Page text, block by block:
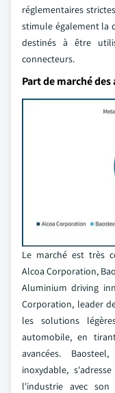
réglementaires
stimule également la
destinés à être
connecteurs.
Part de marché
Le marché est très
Alcoa Corporation,
Aluminium driving
Corporation, leader
les solutions
automobile, en
avancées.
inoxydable,
l'industrie avec